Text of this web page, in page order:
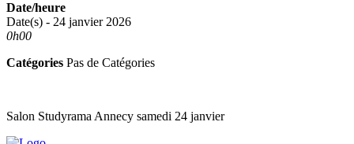
Date/heure
Date(s) - 24 janvier 2026
0h00
Catégories Pas de Catégories
Salon Studyrama Annecy samedi 24 janvier